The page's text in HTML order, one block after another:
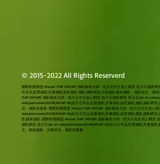
© 2015-2022 All Rights Reserverd
國際影藝聯盟 Master FIAP (MFIAP) 攝影藝術大師：陸天石先生個人網頁 陸天石攝影網
石作品,彩墨攝影,意像攝影,創意攝影,攝影,攝影網頁,沙龍攝影,藝術攝影，攝影論文，藝
FIAP (MFIAP) 攝影藝術大師：陸天石先生個人網頁 陸天石攝影網頁 陸天石,luk tin
shek,luktinshek,MFIAP,MFIAP HK,陸天石作品,彩墨攝影,意像攝影,創意攝影,攝影,攝影
品，攝影技叢書. 國際影藝聯盟 Master FIAP (MFIAP) 攝影藝術大師：陸天石先生個人
shek,luktinshek,MFIAP,MFIAP HK,陸天石作品,彩墨攝影,意像攝影,創意攝影,攝影,攝影
影,藝術攝影. 國際影藝聯盟 Master FIAP (MFIAP) 攝影藝術大師：陸天石先生個人網頁
攝影網頁 陸天石,luk tin shek,luktinshek,MFIAP,MFIAP HK,陸天石作品,彩墨攝影,意像攝
文，藝術攝影，沙龍作品，攝影技叢書.